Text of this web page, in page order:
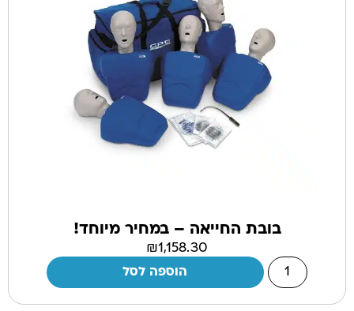
בובת החייאה – במחיר מיוחד!
₪1,158.30
הוספה לסל